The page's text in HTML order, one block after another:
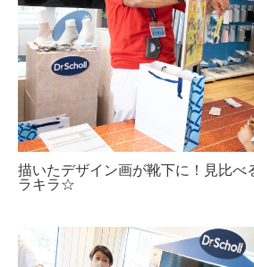
描いたデザイン画が靴下に！見比べ
ラキラ☆